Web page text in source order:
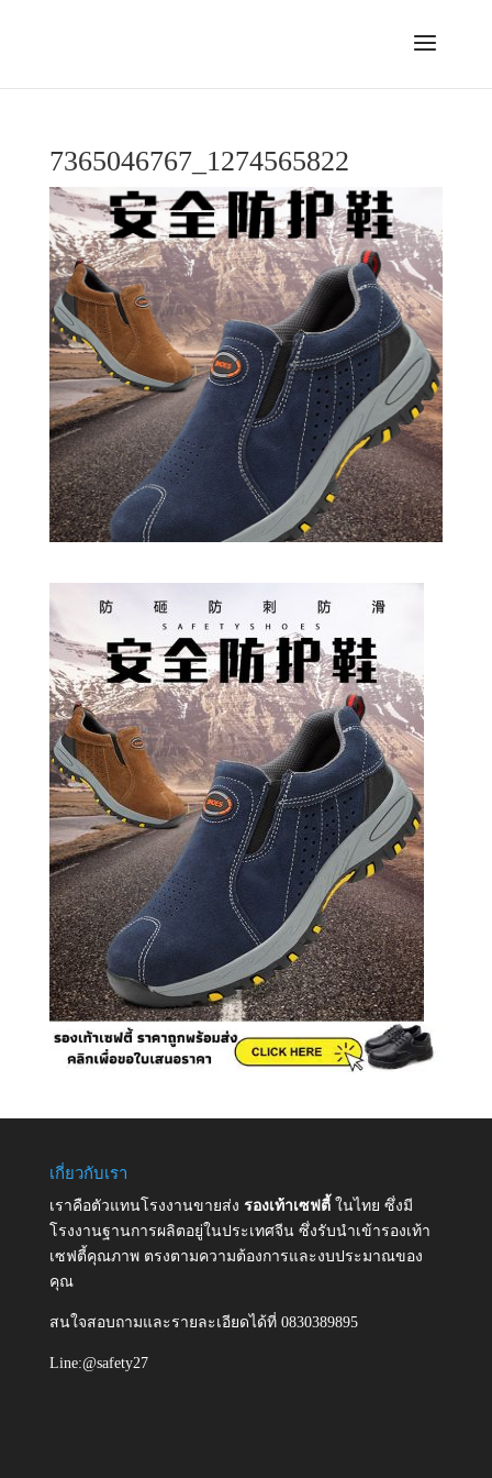
7365046767_1274565822
เกี่ยวกับเรา
เราคือตัวแทนโรงงานขายส่ง รองเท้าเซฟตี้ ในไทย ซึ่งมี
โรงงานฐานการผลิตอยู่ในประเทศจีน ซึ่งรับนำเข้ารองเท้า
เซฟตี้คุณภาพ ตรงตามความต้องการและงบประมาณของ
คุณ
สนใจสอบถามและรายละเอียดได้ที่ 0830389895
Line:@safety27